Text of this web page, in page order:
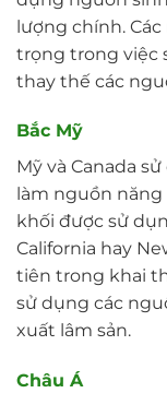
lượng chính.
trọng trong việc
thay thế các
Bắc Mỹ
Mỹ và Canada
làm nguồn
khối được sử
California hay
tiên trong khai
sử dụng các
xuất lâm sản.
Châu Á